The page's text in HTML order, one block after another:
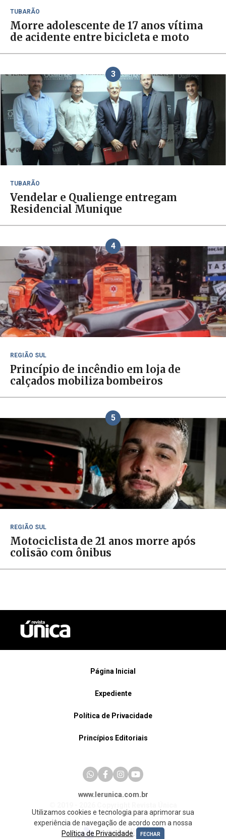
TUBARÃO
Morre adolescente de 17 anos vítima
de acidente entre bicicleta e moto
3
TUBARÃO
Vendelar e Qualienge entregam
Residencial Munique
4
REGIÃO SUL
Princípio de incêndio em loja de
calçados mobiliza bombeiros
5
REGIÃO SUL
Motociclista de 21 anos morre após
colisão com ônibus
Página Inicial
Expediente
Política de Privacidade
Princípios Editoriais
www.lerunica.com.br
Utilizamos cookies e tecnologia para aprimorar sua
experiência de navegação de acordo com a nossa
Política de Privacidade
FECHAR